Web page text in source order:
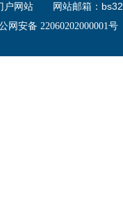
门户网站 网站邮箱：
网安备 22060202000001号